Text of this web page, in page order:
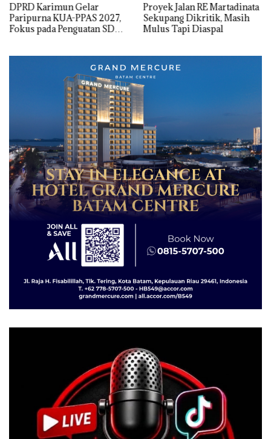
DPRD Karimun Gelar
Paripurna KUA-PPAS 2027,
Fokus pada Penguatan SDM,
Proyek Jalan RE Martadinata
Sekupang Dikritik, Masih
Mulus Tapi Diaspal